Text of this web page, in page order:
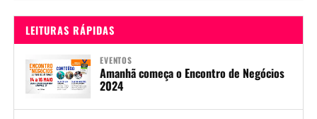
LEITURAS RÁPIDAS
EVENTOS
Amanhã começa o Encontro de Negócios
2024